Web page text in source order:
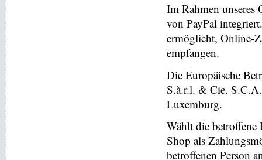
Im Rahmen unseres
von PayPal
ermöglicht, Online-
empfangen.
Die Europäische
S.à.r.l. & Cie.
Luxemburg.
Wählt die betroffene
Shop als
betroffenen Person